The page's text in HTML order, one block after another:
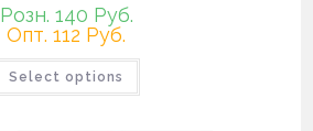
Розн. 140 Руб.
Опт. 112 Руб.
Select options
имеет